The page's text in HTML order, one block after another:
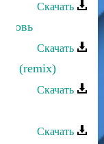
Скачать
Скачать
(remix)
Скачать
Скачать